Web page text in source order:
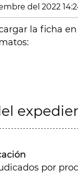
del 2022
la ficha
por